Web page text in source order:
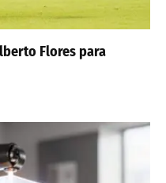
Flores para